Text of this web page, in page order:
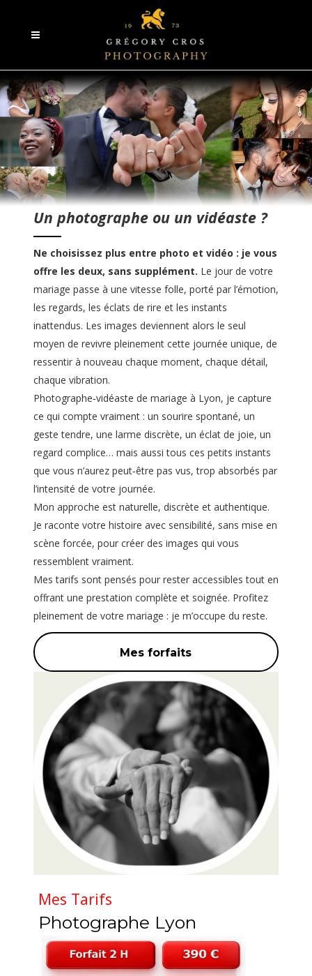
Un photographe ou un vidéaste ?
Ne choisissez plus entre photo et vidéo : je vous
offre les deux, sans supplément. Le jour de votre
mariage passe à une vitesse folle, porté par l’émotion,
les regards, les éclats de rire et les instants
inattendus. Les images deviennent alors le seul
moyen de revivre pleinement cette journée unique, de
ressentir à nouveau chaque moment, chaque détail,
chaque vibration.
Photographe‑vidéaste de mariage à Lyon, je capture
ce qui compte vraiment : un sourire spontané, un
geste tendre, une larme discrète, un éclat de joie, un
regard complice… mais aussi tous ces petits instants
que vous n’aurez peut‑être pas vus, trop absorbés par
l’intensité de votre journée.
Mon approche est naturelle, discrète et authentique.
Je raconte votre histoire avec sensibilité, sans mise en
scène forcée, pour créer des images qui vous
ressemblent vraiment.
Mes tarifs sont pensés pour rester accessibles tout en
offrant une prestation complète et soignée. Profitez
pleinement de votre mariage : je m’occupe du reste.
Mes forfaits
Mes Tarifs
Photographe Lyon